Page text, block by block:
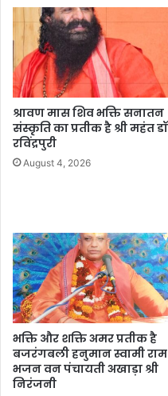
श्रावण मास शिव भक्ति सनातन
संस्कृति का प्रतीक है श्री महंत डॉ
रविंद्रपुरी
August 4, 2026
भक्ति और शक्ति अमर प्रतीक है
बजरंगबली हनुमान स्वामी राम
भजन वन पंचायती अखाड़ा श्री
निरंजनी